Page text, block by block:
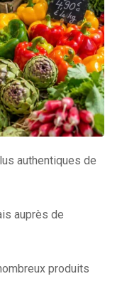
authentiques de
auprès de
produits